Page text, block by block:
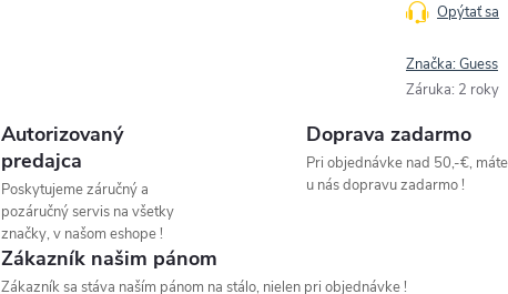
Opýtať sa
Značka:Guess
Záruka: 2 roky
Autorizovaný
predajca
Poskytujeme záručný a
pozáručný servis na všetky
značky, v našom eshope !
Doprava zadarmo
Pri objednávke nad 50,-€, máte
u nás dopravu zadarmo !
Zákazník našim pánom
Zákazník sa stáva naším pánom na stálo, nielen pri objednávke !